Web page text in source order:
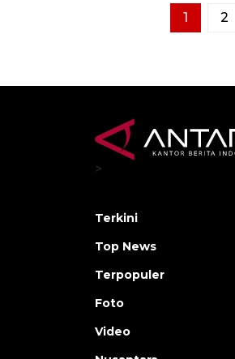
1 2
>
Terkini
Top News
Terpopuler
Foto
Video